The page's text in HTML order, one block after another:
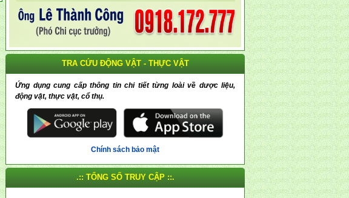
TRA CỨU ĐỘNG VẬT - THỰC VẬT
Ứng dụng cung cấp thông tin chi tiết từng loài về dược liệu,
động vật, thực vật, cổ thụ.
Chính sách bảo mật
.:: TỔNG SỐ TRUY CẬP ::.